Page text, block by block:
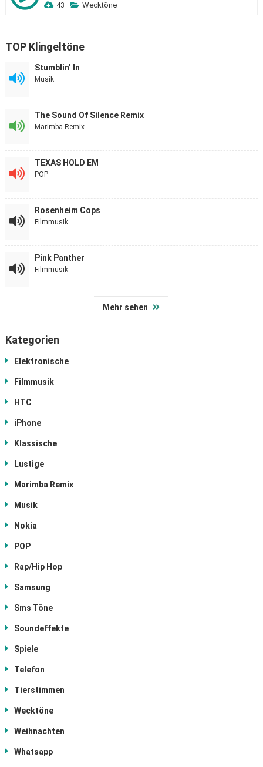
43 Wecktöne
TOP Klingeltöne
Stumblin’ In
Musik
The Sound Of Silence Remix
Marimba Remix
TEXAS HOLD EM
POP
Rosenheim Cops
Filmmusik
Pink Panther
Filmmusik
Mehr sehen
Kategorien
Elektronische
Filmmusik
HTC
iPhone
Klassische
Lustige
Marimba Remix
Musik
Nokia
POP
Rap/Hip Hop
Samsung
Sms Töne
Soundeffekte
Spiele
Telefon
Tierstimmen
Wecktöne
Weihnachten
Whatsapp